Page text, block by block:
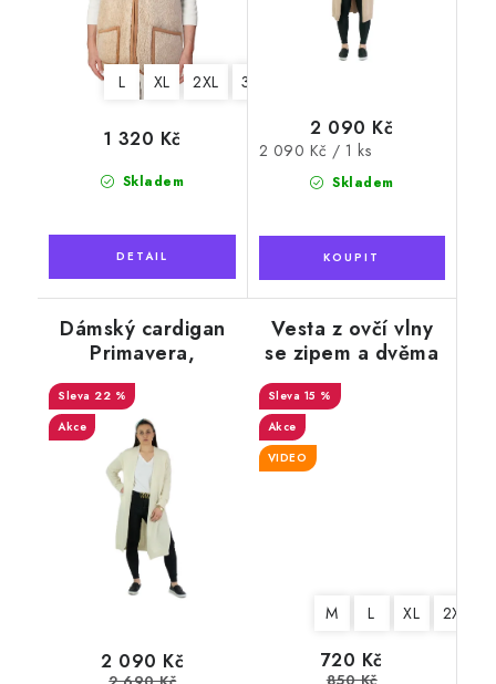
L XL 2XL 3XL
Skladem
1 320 Kč
Skladem
2 090 Kč
Měrná
2 090 Kč / 1 ks
Dámský cardigan
Primavera,
krémová
22 %
Akce
2 090 Kč
Vesta z ovčí vlny
se zipem a dvěma
kapsami,
kostkovaná
15 %
Akce
VIDEO
M L XL 2XL
720 Kč